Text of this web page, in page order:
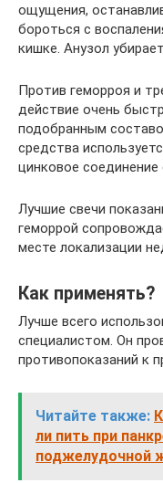
ощущения,
бороться с
кишке. Анузол
Против геморроя и
действие очень
подобранным
средства
цинковое соединение
Лучшие свечи
геморрой
месте локализации
Как применять?
Лучше всего
специалистом. Он
противопоказаний к
Читайте также:
ли пить при
поджелудочной